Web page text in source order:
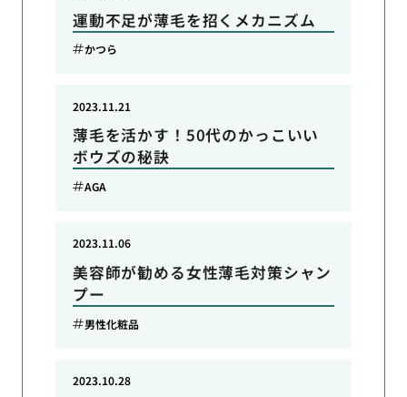
運動不足が薄毛を招くメカニズム
かつら
薄毛を活かす！50代のかっこいい
ボウズの秘訣
2023.11.21
AGA
美容師が勧める女性薄毛対策シャン
プー
2023.11.06
男性化粧品
2023.10.28